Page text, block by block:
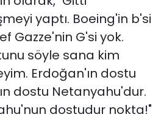
yaptı. Boeing'in b'si
Gazze'nin G'si yok.
söyle sana kim
Erdoğan'ın dostu
dostu Netanyahu'dur.
dostudur nokta!"